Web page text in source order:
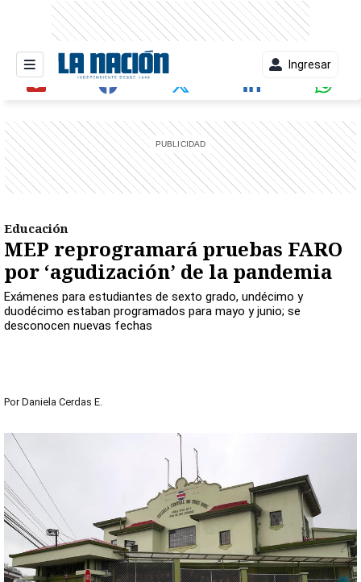
Ingresar
Educación
MEP reprogramará pruebas FARO
por ‘agudización’ de la pandemia
Exámenes para estudiantes de sexto grado, undécimo y
duodécimo estaban programados para mayo y junio; se
desconocen nuevas fechas
Por Daniela Cerdas E.